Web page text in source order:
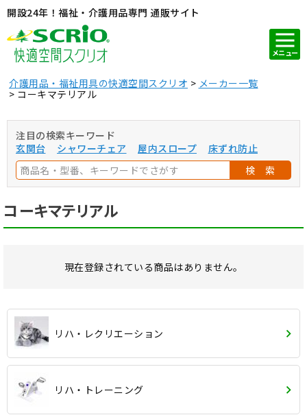
開設24年！福祉・介護用品専門 通販サイト
メニュー
介護用品・福祉用具の快適空間スクリオ
メーカー一覧
コーキマテリアル
注目の検索キーワード
玄関台
シャワーチェア 屋内スロープ
床ずれ防止
検 索
コーキマテリアル
現在登録されている商品はありません。
リハ・レクリエーション
リハ・トレーニング